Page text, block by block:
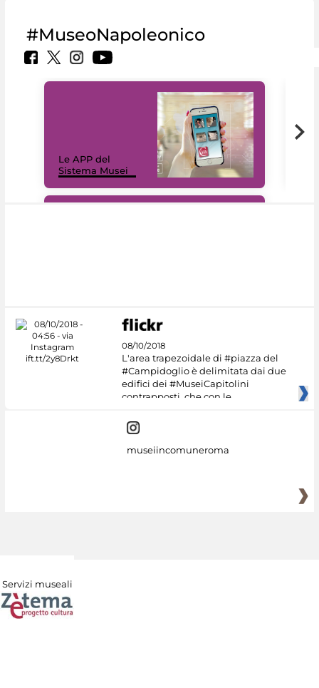
#MuseoNapoleonico
Le APP del
Sistema Musei
08/10/2018
L'area trapezoidale di #piazza del
#Campidoglio è delimitata dai due
edifici dei #MuseiCapitolini
contrapposti, che con le
museiincomuneroma
Servizi museali